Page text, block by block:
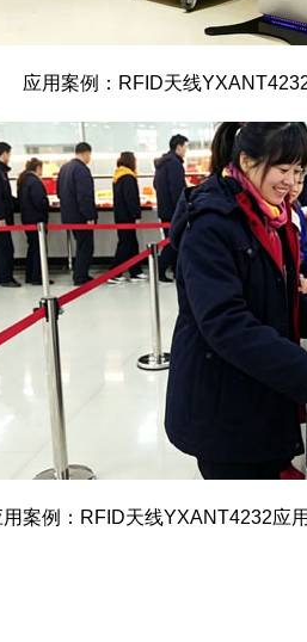
应用案例：RFID天线
用案例：RFID天线YXANT4232应